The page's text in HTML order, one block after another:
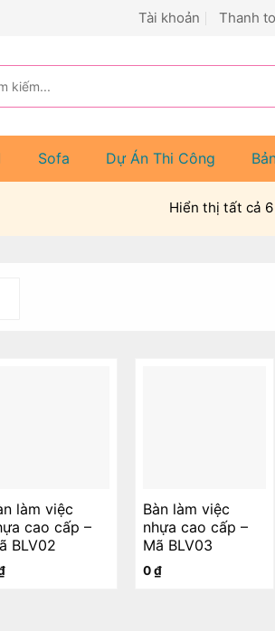
Tài khoản Thanh
Sofa Dự Án Thi Công
Hiển thị tất cả
làm việc
cao cấp –
BLV02
Bàn làm việc
nhựa cao cấp –
Mã BLV03
0₫